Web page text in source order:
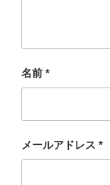
名前 *
メールアドレス *